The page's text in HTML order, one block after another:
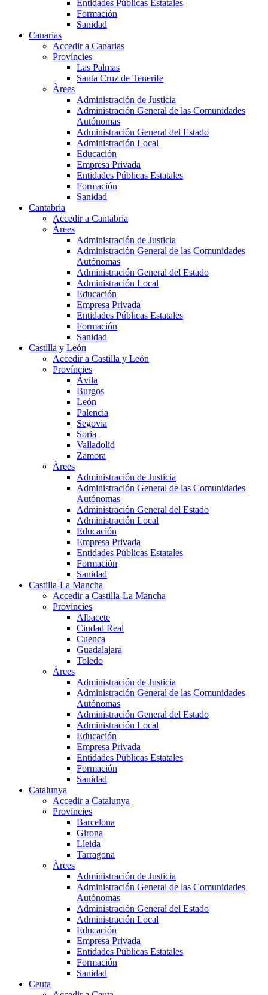
Entidades Públicas Estatales
Formación
Sanidad
Canarias
Accedir a Canarias
Províncies
Las Palmas
Santa Cruz de Tenerife
Àrees
Administración de Justicia
Administración General de las Comunidades
Autónomas
Administración General del Estado
Administración Local
Educación
Empresa Privada
Entidades Públicas Estatales
Formación
Sanidad
Cantabria
Accedir a Cantabria
Àrees
Administración de Justicia
Administración General de las Comunidades
Autónomas
Administración General del Estado
Administración Local
Educación
Empresa Privada
Entidades Públicas Estatales
Formación
Sanidad
Castilla y León
Accedir a Castilla y León
Províncies
Ávila
Burgos
León
Palencia
Segovia
Soria
Valladolid
Zamora
Àrees
Administración de Justicia
Administración General de las Comunidades
Autónomas
Administración General del Estado
Administración Local
Educación
Empresa Privada
Entidades Públicas Estatales
Formación
Sanidad
Castilla-La Mancha
Accedir a Castilla-La Mancha
Províncies
Albacete
Ciudad Real
Cuenca
Guadalajara
Toledo
Àrees
Administración de Justicia
Administración General de las Comunidades
Autónomas
Administración General del Estado
Administración Local
Educación
Empresa Privada
Entidades Públicas Estatales
Formación
Sanidad
Catalunya
Accedir a Catalunya
Províncies
Barcelona
Girona
Lleida
Tarragona
Àrees
Administración de Justicia
Administración General de las Comunidades
Autónomas
Administración General del Estado
Administración Local
Educación
Empresa Privada
Entidades Públicas Estatales
Formación
Sanidad
Ceuta